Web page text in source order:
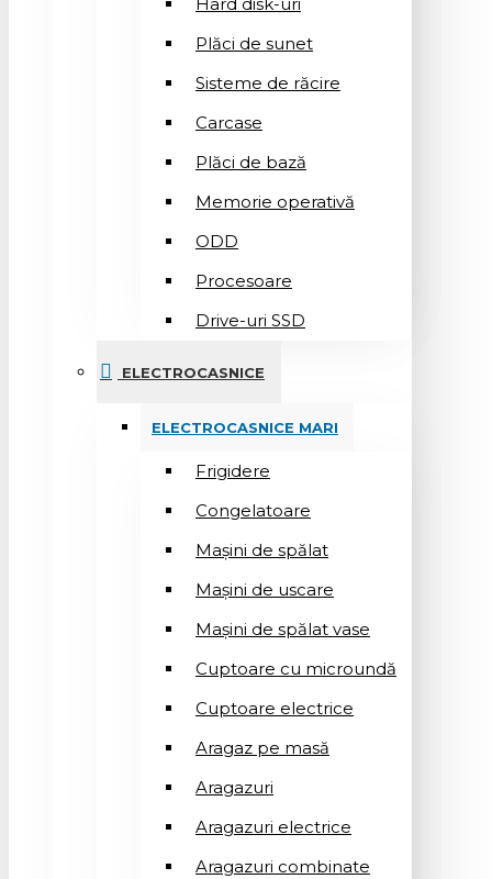
Plăci de sunet
Sisteme de răcire
Carcase
Plăci de bază
Memorie operativă
ODD
Procesoare
Drive-uri SSD
ELECTROCASNICE
ELECTROCASNICE MARI
Frigidere
Congelatoare
Mașini de spălat
Mașini de uscare
Mașini de spălat vase
Cuptoare cu microundă
Cuptoare electrice
Aragaz pe masă
Aragazuri
Aragazuri electrice
Aragazuri combinate